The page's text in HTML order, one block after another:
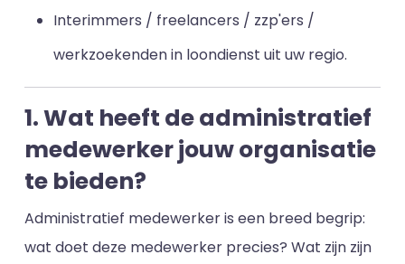
Interimmers / freelancers / zzp'ers /
werkzoekenden in loondienst uit uw regio.
1. Wat heeft de administratief
medewerker jouw organisatie
te bieden?
Administratief medewerker is een breed begrip:
wat doet deze medewerker precies? Wat zijn zijn